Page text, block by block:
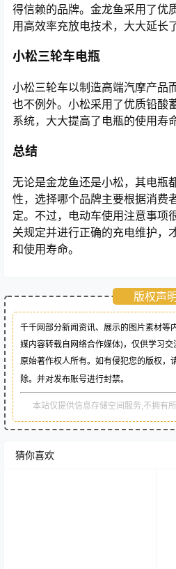
得信赖的品牌。金龙鱼采用了优
用高效率充放电技术，大大延长
小松三轮车电瓶
小松三轮车以制造高端汽摩产品
也不例外。小松采用了优质铅酸
系统，大大提高了电瓶的使用寿
总结
无论是金龙鱼还是小松，其电瓶
性，选择哪个品牌主要根据消费
定。不过，电动车使用注意事项
关规定并进行正确的充电维护，
和使用寿命。
版权声明
千千网部分新闻资讯、展示的图片素材等
媒内容转载自网络合作媒体)，仅供学习
原始著作权人所有。如有侵犯您的版权，
除。并对发布账号进行封禁。
本站仅提供信息存储空间服务,不拥有
猜你喜欢